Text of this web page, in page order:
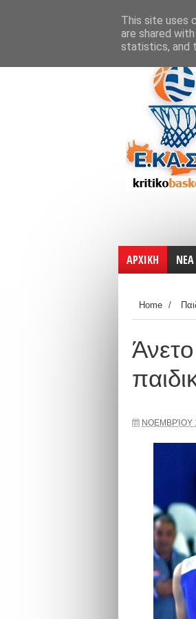
ΑΡΧΙΚΗ ΝΕΑ
Home /
ΝΟΕΜΒΡΊΟΥ
This site uses
are shared
statistics, and